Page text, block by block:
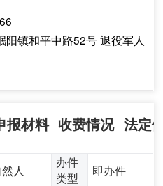
阳镇和平中路52号 退役军人
报材料 收费情况 法定
人
办件
类型
即办件